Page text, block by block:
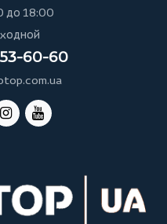
до 18:00
60-60